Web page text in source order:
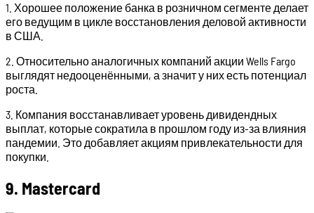
1. Хорошее положение банка в розничном сегменте делает
его ведущим в цикле восстановления деловой активности
в США.
2. Относительно аналогичных компаний акции Wells Fargo
выглядят недооценёнными, а значит у них есть потенциал
роста.
3. Компания восстанавливает уровень дивидендных
выплат, которые сократила в прошлом году из-за влияния
пандемии. Это добавляет акциям привлекательности для
покупки.
9. Mastercard